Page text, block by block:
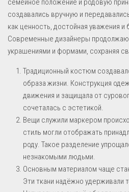
семейное положение и родовую
создавались вручную и
как ценность, достойная уважения
Современные дизайнеры
украшениями и формами, сохраняя
Традиционный костюм
образа жизни. Конструкция
движения и защищала от
сочеталась с эстетикой.
Вещи служили маркером
стиль могли отображать
роду. Такое разделение
незнакомыми людьми.
Основным материалом чаще
Эти ткани надёжно удерживали